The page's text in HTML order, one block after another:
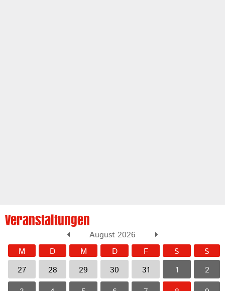
Veranstaltungen
August 2026
M D M D F S S
27 28 29 30 31 1 2